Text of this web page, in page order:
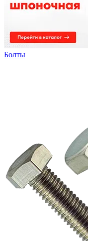
Болты